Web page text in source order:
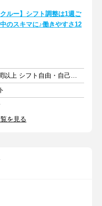
クルー】シフト調整は1週ご
のスキマに♪働きやすさ12
週1日以上 1日2時間以上 シフト自由・自己申告
を見る